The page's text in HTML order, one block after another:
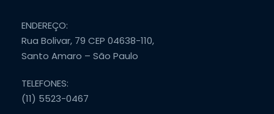
ENDEREÇO:
Rua Bolivar, 79 CEP 04638-110,
Santo Amaro – São Paulo
TELEFONES:
(11) 5523-0467